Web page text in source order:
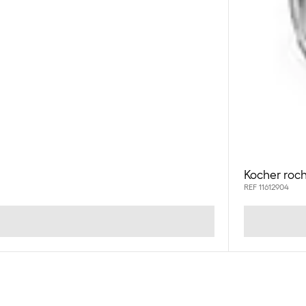
Kocher
REF 11612904